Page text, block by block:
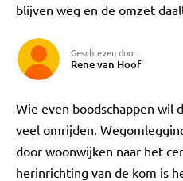
blijven weg en de omzet
Geschreven door
Rene van Hoof
Wie even boodschappen wil
veel omrijden.
door woonwijken naar het
herinrichting van de kom is